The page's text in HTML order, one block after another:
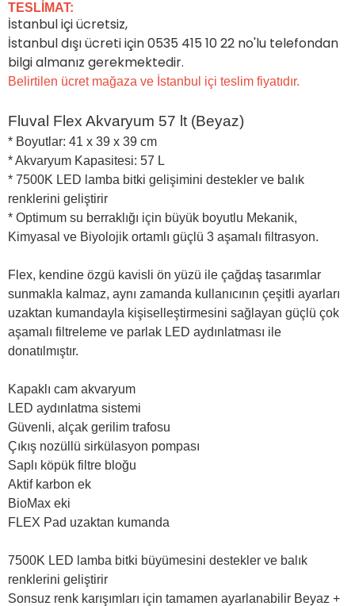
TESLİMAT:
İstanbul içi ücretsiz,
İstanbul dışı ücreti için 0535 415 10 22 no'lu telefondan
bilgi almanız gerekmektedir.
Belirtilen ücret mağaza ve İstanbul içi teslim fiyatıdır.
Fluval Flex Akvaryum 57 lt (Beyaz)
* Boyutlar: 41 x 39 x 39 cm
* Akvaryum Kapasitesi: 57 L
* 7500K LED lamba bitki gelişimini destekler ve balık
renklerini geliştirir
* Optimum su berraklığı için büyük boyutlu Mekanik,
Kimyasal ve Biyolojik ortamlı güçlü 3 aşamalı filtrasyon.
Flex, kendine özgü kavisli ön yüzü ile çağdaş tasarımlar
sunmakla kalmaz, aynı zamanda kullanıcının çeşitli ayarları
uzaktan kumandayla kişiselleştirmesini sağlayan güçlü çok
aşamalı filtreleme ve parlak LED aydınlatması ile
donatılmıştır.
Kapaklı cam akvaryum
LED aydınlatma sistemi
Güvenli, alçak gerilim trafosu
Çıkış nozüllü sirkülasyon pompası
Saplı köpük filtre bloğu
Aktif karbon ek
BioMax eki
FLEX Pad uzaktan kumanda
7500K LED lamba bitki büyümesini destekler ve balık
renklerini geliştirir
Sonsuz renk karışımları için tamamen ayarlanabilir Beyaz +